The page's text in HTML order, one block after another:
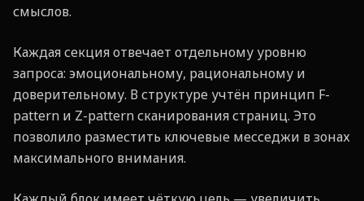
смыслов.
Каждая секция отвечает отдельному уровню
запроса: эмоциональному, рациональному и
доверительному. В структуре учтён принцип F-
pattern и Z-pattern сканирования страниц. Это
позволило разместить ключевые месседжи в зонах
максимального внимания.